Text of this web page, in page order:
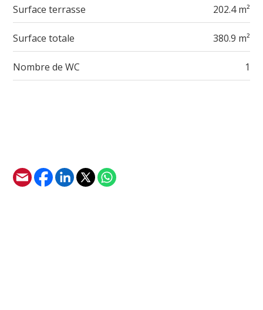
Surface terrasse 202.4 m²
Surface totale 380.9 m²
Nombre de WC 1